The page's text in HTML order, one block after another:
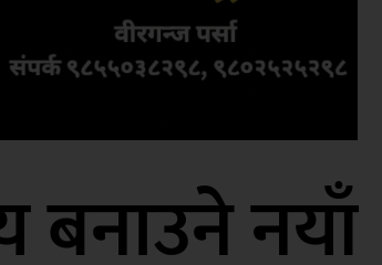
बनाउने नयाँ